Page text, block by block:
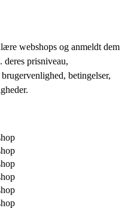
webshops og anmeldt dem
deres prisniveau,
betingelser,